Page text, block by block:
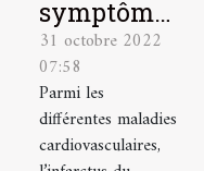
symptômes
d’un
infarctus
du
myocarde
31 octobre 2022
07:58
Parmi les
différentes maladies
cardiovasculaires,